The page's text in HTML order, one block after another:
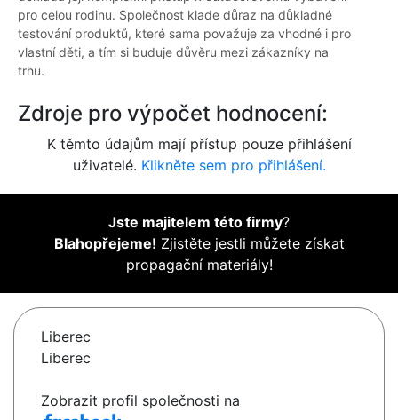
pro celou rodinu. Společnost klade důraz na důkladné
testování produktů, které sama považuje za vhodné i pro
vlastní děti, a tím si buduje důvěru mezi zákazníky na
trhu.
Zdroje pro výpočet hodnocení:
K těmto údajům mají přístup pouze přihlášení
uživatelé. Klikněte sem pro přihlášení.
Jste majitelem této firmy?
Blahopřejeme! Zjistěte jestli můžete získat
propagační materiály!
Liberec
Liberec
Zobrazit profil společnosti na